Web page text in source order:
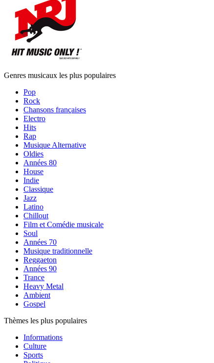
Genres musicaux les plus populaires
Pop
Rock
Chansons françaises
Electro
Hits
Rap
Musique Alternative
Oldies
Années 80
House
Indie
Classique
Jazz
Latino
Chillout
Film et Comédie musicale
Soul
Années 70
Musique traditionnelle
Reggaeton
Années 90
Trance
Heavy Metal
Ambient
Gospel
Thèmes les plus populaires
Informations
Culture
Sports